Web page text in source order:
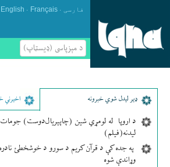
فارسی .
Français
.
English
د مېزپاسى (ډیسټاپ)
ډير لیدل شوي خبرونه اخیرني
د اروپا له لومړي شین (چاپېریال‌دوست) جومات
لیدنه(فیلم)
په جده کې د قرآن کریم د سورو د خوشخطئ نادره
وړاندې شوه